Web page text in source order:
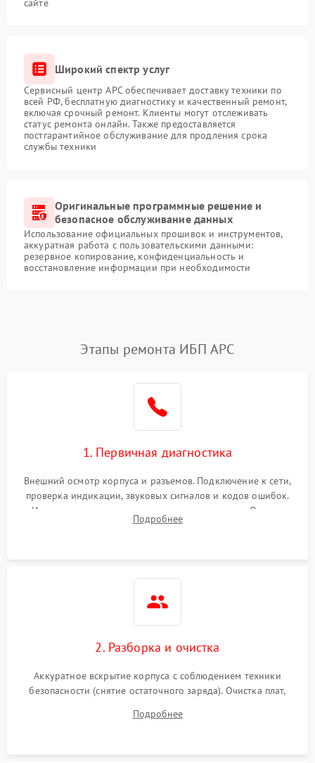
сайте
Широкий спектр услуг
Сервисный центр APC обеспечивает доставку техники по
всей РФ, бесплатную диагностику и качественный ремонт,
включая срочный ремонт. Клиенты могут отслеживать
статус ремонта онлайн. Также предоставляется
постгарантийное обслуживание для продления срока
службы техники
Оригинальные программные решение и
безопасное обслуживание данных
Использование официальных прошивок и инструментов,
аккуратная работа с пользовательскими данными:
резервное копирование, конфиденциальность и
восстановление информации при необходимости
Этапы ремонта ИБП APC
1. Первичная диагностика
Внешний осмотр корпуса и разъемов. Подключение к сети,
проверка индикации, звуковых сигналов и кодов ошибок.
Измерение входного и выходного напряжения. Оценка
реакции ИБП на отключение основного питания без
Подробнее
2. Разборка и очистка
Аккуратное вскрытие корпуса с соблюдением техники
безопасности (снятие остаточного заряда). Очистка плат,
и кистей для предотвращения перегрева и замыканий.
Подробнее